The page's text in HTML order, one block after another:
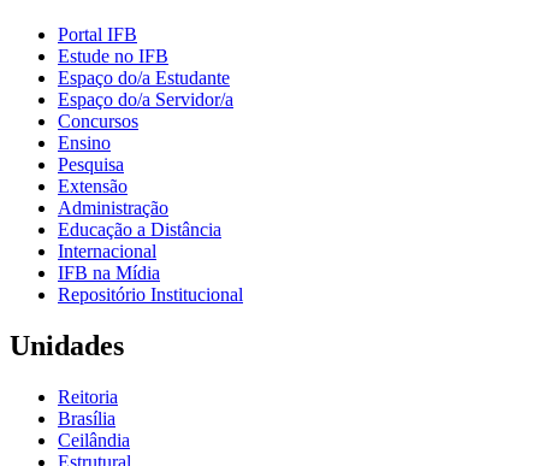
Portal IFB
Estude no IFB
Espaço do/a Estudante
Espaço do/a Servidor/a
Concursos
Ensino
Pesquisa
Extensão
Administração
Educação a Distância
Internacional
IFB na Mídia
Repositório Institucional
Unidades
Reitoria
Brasília
Ceilândia
Estrutural